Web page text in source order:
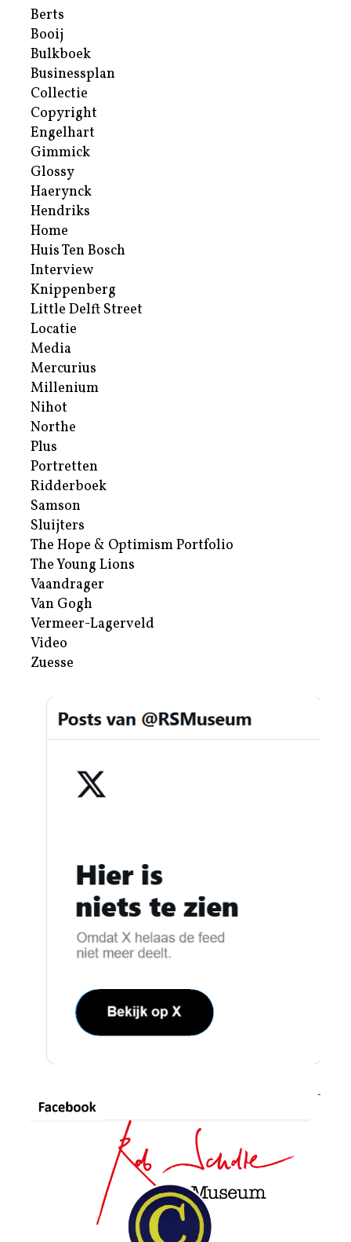
Berts
Booij
Bulkboek
Businessplan
Collectie
Copyright
Engelhart
Gimmick
Glossy
Haerynck
Hendriks
Home
Huis Ten Bosch
Interview
Knippenberg
Little Delft Street
Locatie
Media
Mercurius
Millenium
Nihot
Northe
Plus
Portretten
Ridderboek
Samson
Sluijters
The Hope & Optimism Portfolio
The Young Lions
Vaandrager
Van Gogh
Vermeer-Lagerveld
Video
Zuesse